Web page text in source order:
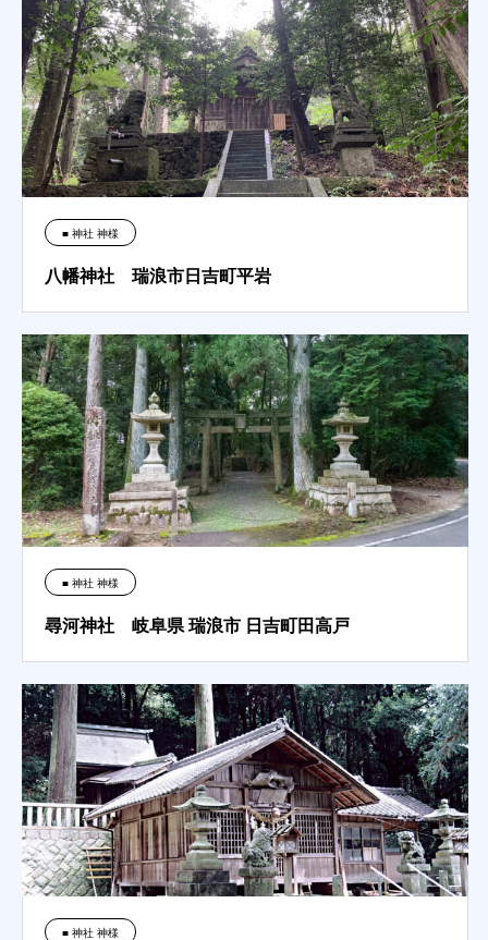
■ 神社 神様
八幡神社 瑞浪市日吉町平岩
■ 神社 神様
尋河神社 岐阜県 瑞浪市 日吉町田高戸
■ 神社 神様